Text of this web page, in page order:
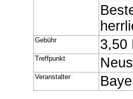
Gebühr 3,50
Treffpunkt
Veranstalter